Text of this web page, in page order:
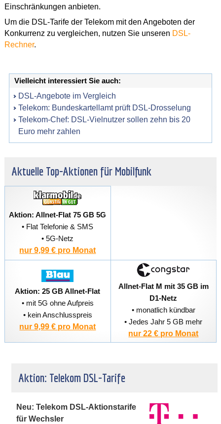
Einschränkungen anbieten.
Um die DSL-Tarife der Telekom mit den Angeboten der
Konkurrenz zu vergleichen, nutzen Sie unseren DSL-
Rechner.
Vielleicht interessiert Sie auch:
DSL-Angebote im Vergleich
Telekom: Bundeskartellamt prüft DSL-Drosselung
Telekom-Chef: DSL-Vielnutzer sollen zehn bis 20
Euro mehr zahlen
Aktuelle Top-Aktionen für Mobilfunk
Aktion: Allnet-Flat 75 GB 5G
• Flat Telefonie & SMS
• 5G-Netz
nur 9,99 € pro Monat
Aktion: 25 GB Allnet-Flat
• mit 5G ohne Aufpreis
• kein Anschlusspreis
nur 9,99 € pro Monat
Allnet-Flat M mit 35 GB im
D1-Netz
• monatlich kündbar
• Jedes Jahr 5 GB mehr
nur 22 € pro Monat
Aktion: Telekom DSL-Tarife
Neu: Telekom DSL-Aktionstarife
für Wechsler